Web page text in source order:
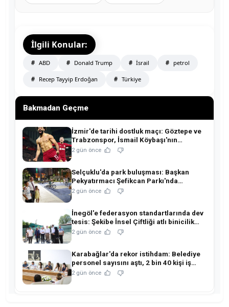
İlgili Konular:
ABD Donald Trump İsrail petrol
Recep Tayyip Erdoğan Türkiye
Bakmadan Geçme
İzmir'de tarihi dostluk maçı: Göztepe ve
Trabzonspor, İsmail Köybaşı'nın
jübilesinde buluşuyor!
2 gün önce
Selçuklu'da park buluşması: Başkan
Pekyatırmacı Şefikcan Parkı'nda
hemşehrileriyle buluştu!
2 gün önce
İnegöl'e federasyon standartlarında dev
tesis: Şekibe İnsel Çiftliği atlı binicilik
merkezine dönüşüyor!
2 gün önce
Karabağlar'da rekor istihdam: Belediye
personel sayısını aştı, 2 bin 40 kişi iş
sahibi oldu!
2 gün önce